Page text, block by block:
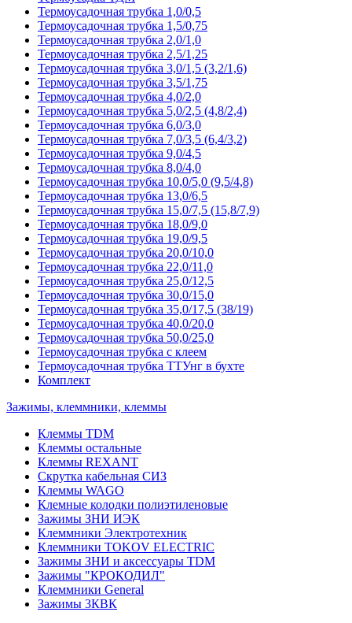
Термоусадочная трубка 1,0/0,5
Термоусадочная трубка 1,5/0,75
Термоусадочная трубка 2,0/1,0
Термоусадочная трубка 2,5/1,25
Термоусадочная трубка 3,0/1,5 (3,2/1,6)
Термоусадочная трубка 3,5/1,75
Термоусадочная трубка 4,0/2,0
Термоусадочная трубка 5,0/2,5 (4,8/2,4)
Термоусадочная трубка 6,0/3,0
Термоусадочная трубка 7,0/3,5 (6,4/3,2)
Термоусадочная трубка 9,0/4,5
Термоусадочная трубка 8,0/4,0
Термоусадочная трубка 10,0/5,0 (9,5/4,8)
Термоусадочная трубка 13,0/6,5
Термоусадочная трубка 15,0/7,5 (15,8/7,9)
Термоусадочная трубка 18,0/9,0
Термоусадочная трубка 19,0/9,5
Термоусадочная трубка 20,0/10,0
Термоусадочная трубка 22,0/11,0
Термоусадочная трубка 25,0/12,5
Термоусадочная трубка 30,0/15,0
Термоусадочная трубка 35,0/17,5 (38/19)
Термоусадочная трубка 40,0/20,0
Термоусадочная трубка 50,0/25,0
Термоусадочная трубка с клеем
Термоусадочная трубка ТТУнг в бухте
Комплект
Зажимы, клеммники, клеммы
Клеммы TDM
Клеммы остальные
Клеммы REXANT
Скрутка кабельная СИЗ
Клеммы WAGO
Клемные колодки полиэтиленовые
Зажимы ЗНИ ИЭК
Клеммники Электротехник
Клеммники TOKOV ELECTRIC
Зажимы ЗНИ и аксессуары TDM
Зажимы "КРОКОДИЛ"
Клеммники General
Зажимы 3КВК